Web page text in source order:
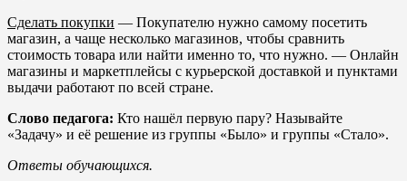
Сделать покупки — Покупателю нужно самому посетить
магазин, а чаще несколько магазинов, чтобы сравнить
стоимость товара или найти именно то, что нужно. — Онлайн
магазины и маркетплейсы с курьерской доставкой и пунктами
выдачи работают по всей стране.
Слово педагога: Кто нашёл первую пару? Называйте
«Задачу» и её решение из группы «Было» и группы «Стало».
Ответы обучающихся.